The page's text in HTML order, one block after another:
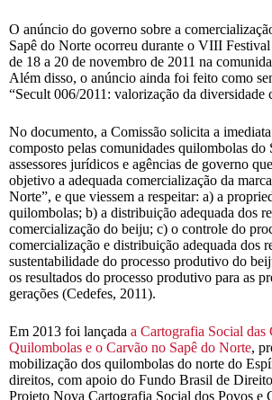
O anúncio do governo sobre a
Sapê do Norte ocorreu durante o VIII
de 18 a 20 de novembro de 2011 na
Além disso, o anúncio ainda foi feito como
“Secult 006/2011: valorização da diversidade
No documento, a Comissão solicita a
composto pelas comunidades quilombolas do
assessores jurídicos e agências de governo
objetivo a adequada comercialização da
Norte”, e que viessem a respeitar: a) a
quilombolas; b) a distribuição adequada dos
comercialização do beiju; c) o controle do
comercialização e distribuição adequada dos
sustentabilidade do processo produtivo do
os resultados do processo produtivo para as
gerações (Cedefes, 2011).
Em 2013 foi lançada a Cartografia Social das
Quilombolas e o Carvão no Sapê do Norte,
mobilização dos quilombolas do norte do
direitos, com apoio do Fundo Brasil de
Projeto Nova Cartografia Social dos Povos e